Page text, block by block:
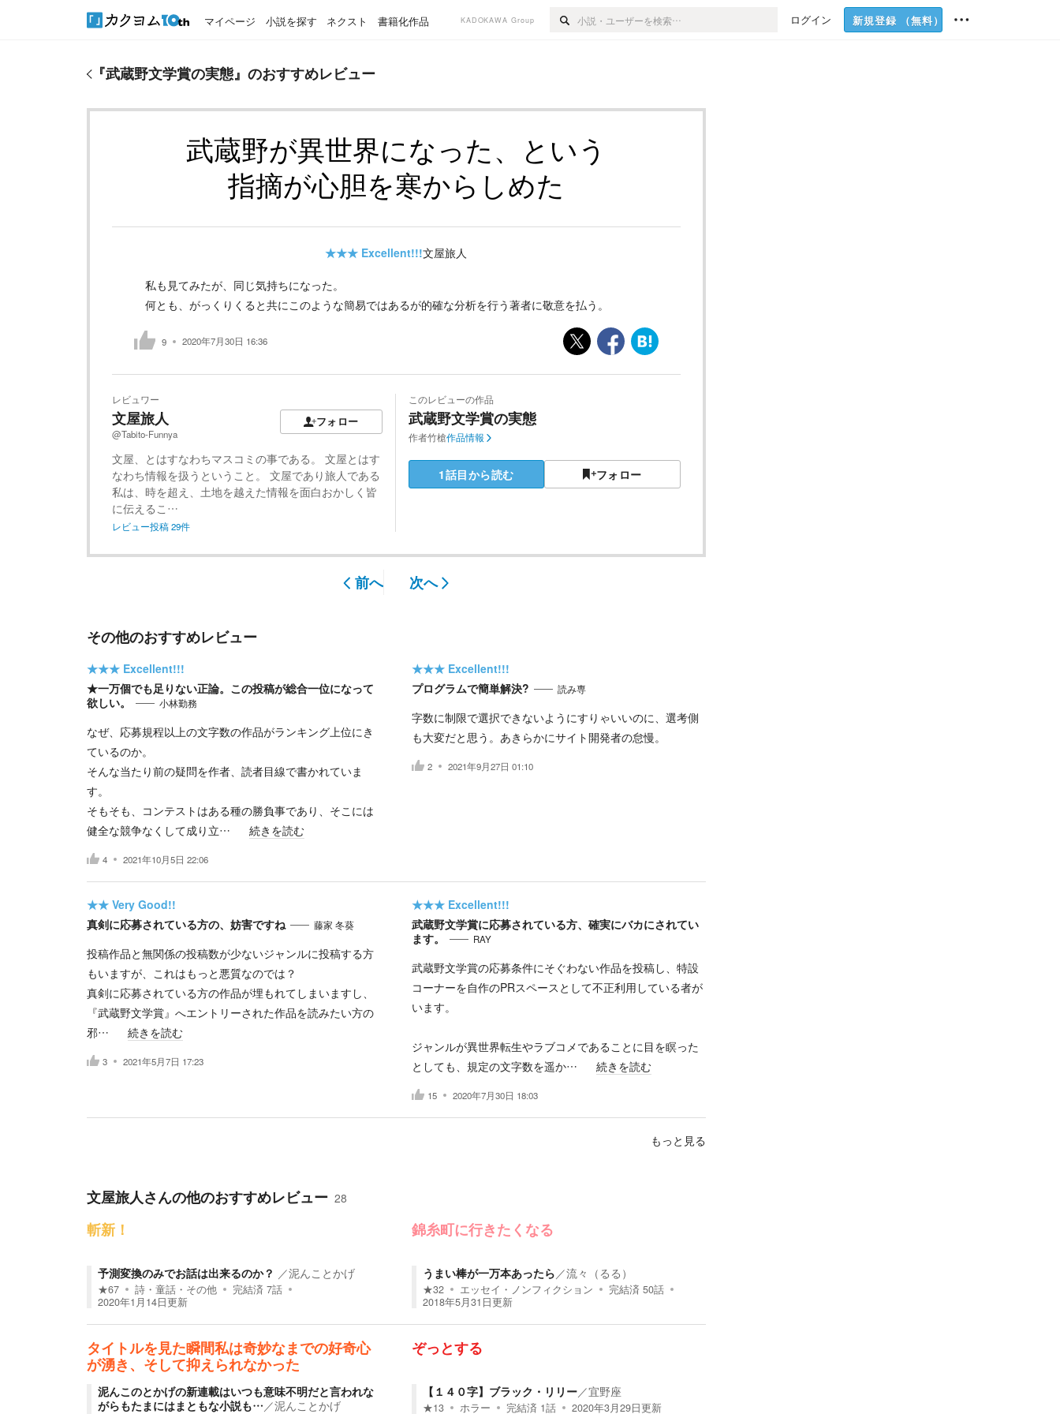
マイページ 小説を探す ネクスト 書籍化作品 KADOKAWA Group ログイン 新規登録 （無料）
『武蔵野文学賞の実態』のおすすめレビュー
武蔵野が異世界になった、という
指摘が心胆を寒からしめた
★★★ Excellent!!!文屋旅人
私も見てみたが、同じ気持ちになった。
何とも、がっくりくると共にこのような簡易ではあるが的確な分析を行う著者に敬意を払う。
9 2020年7月30日 16:36
レビュワー
文屋旅人
@Tabito-Funnya
フォロー
文屋、とはすなわちマスコミの事である。 文屋とはす
なわち情報を扱うということ。 文屋であり旅人である
私は、時を超え、土地を越えた情報を面白おかしく皆
に伝えるこ…
レビュー投稿29件
このレビューの作品
武蔵野文学賞の実態
作者竹槍作品情報
1話目から読む フォロー
前へ 次へ
その他のおすすめレビュー
★★★ Excellent!!!
★一万個でも足りない正論。この投稿が総合一位になって
欲しい。
小林勤務
なぜ、応募規程以上の文字数の作品がランキング上位にき
ているのか。
そんな当たり前の疑問を作者、読者目線で書かれていま
す。
そもそも、コンテストはある種の勝負事であり、そこには
健全な競争なくして成り立…
続きを読む
4 2021年10月5日 22:06
★★★ Excellent!!!
プログラムで簡単解決?
読み専
字数に制限で選択できないようにすりゃいいのに、選考側
も大変だと思う。あきらかにサイト開発者の怠慢。
2 2021年9月27日 01:10
★★ Very Good!!
真剣に応募されている方の、妨害ですね
藤家 冬葵
投稿作品と無関係の投稿数が少ないジャンルに投稿する方
もいますが、これはもっと悪質なのでは？
真剣に応募されている方の作品が埋もれてしまいますし、
『武蔵野文学賞』へエントリーされた作品を読みたい方の
邪…
続きを読む
3 2021年5月7日 17:23
★★★ Excellent!!!
武蔵野文学賞に応募されている方、確実にバカにされてい
ます。
RAY
武蔵野文学賞の応募条件にそぐわない作品を投稿し、特設
コーナーを自作のPRスペースとして不正利用している者が
います。
ジャンルが異世界転生やラブコメであることに目を瞑った
としても、規定の文字数を遥か…
続きを読む
15 2020年7月30日 18:03
もっと見る
文屋旅人さんの他のおすすめレビュー 28
斬新！
予測変換のみでお話は出来るのか？ ／泥んことかげ
★67 詩・童話・その他 完結済 7話
2020年1月14日更新
錦糸町に行きたくなる
うまい棒が一万本あったら／流々（るる）
★32 エッセイ・ノンフィクション 完結済 50話
2018年5月31日更新
タイトルを見た瞬間私は奇妙なまでの好奇心
が湧き、そして抑えられなかった
泥んこのとかげの新連載はいつも意味不明だと言われな
がらもたまにはまともな小説も…／泥んことかげ
ぞっとする
【１４０字】ブラック・リリー／宜野座
★13 ホラー 完結済 1話 2020年3月29日更新